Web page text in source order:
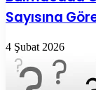
Sayısına
4 Şubat 2026